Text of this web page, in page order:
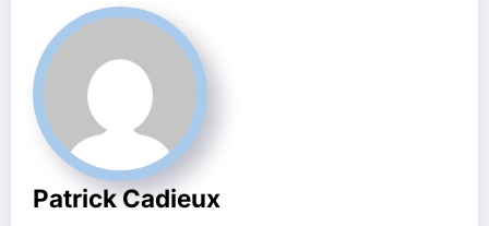
Patrick Cadieux